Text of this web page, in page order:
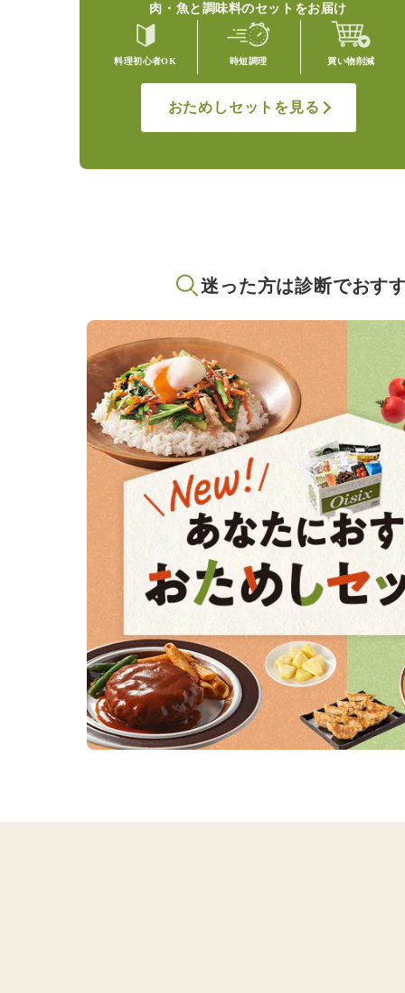
肉・魚と調味料のセットをお届け
料理初心者OK 時短調理 買い物削減
おためしセットを見る
迷った方は診断でおす